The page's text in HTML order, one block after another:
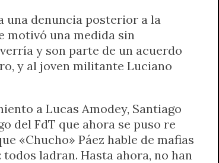
una denuncia posterior a la
motivó una medida sin
y son parte de un acuerdo
y al joven militante Luciano
a Lucas Amodey, Santiago
del FdT que ahora se puso re
«Chucho» Páez hable de mafias
ladran. Hasta ahora, no han